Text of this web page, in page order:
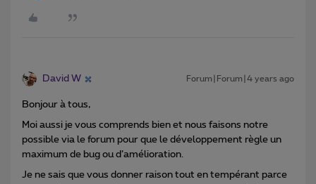
David W Forum|Forum|4 years ago
Bonjour à tous,
Moi aussi je vous comprends bien et nous faisons notre
possible via le forum pour que le développement règle un
maximum de bug ou d’amélioration.
Je ne sais que vous donner raison tout en tempérant parce